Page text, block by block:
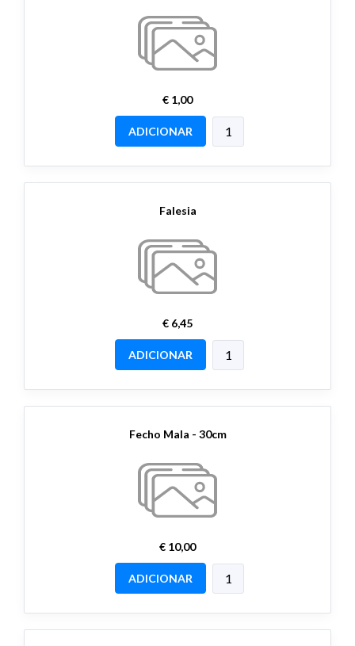
€ 1,00
ADICIONAR
Falesia
€ 6,45
ADICIONAR
Fecho Mala - 30cm
€ 10,00
ADICIONAR